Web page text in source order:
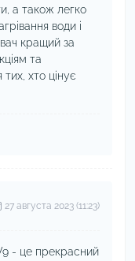
а також легко
води і
кращий за
та
хто цінує
27 августа 2023 (11:23)
- це прекрасний